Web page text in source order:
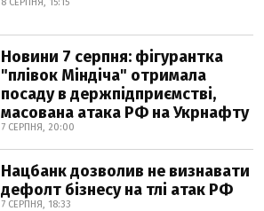
Новини 7 серпня: фігурантка
"плівок Міндіча" отримала
посаду в держпідприємстві,
масована атака РФ на Укрнафту
7 СЕРПНЯ, 20:00
Нацбанк дозволив не визнавати
дефолт бізнесу на тлі атак РФ
7 СЕРПНЯ, 18:33